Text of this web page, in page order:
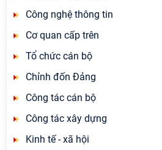
Công nghệ thông tin
Cơ quan cấp trên
Tổ chức cán bộ
Chỉnh đốn Đảng
Công tác cán bộ
Công tác xây dựng
Kinh tế - xã hội